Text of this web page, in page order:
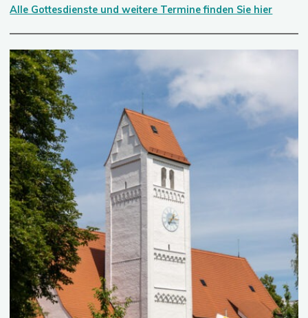
Alle Gottesdienste und weitere Termine finden Sie hier